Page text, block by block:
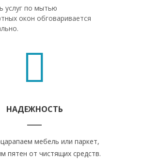
услуг по мытью
окон обговаривается
НАДЕЖНОСТЬ
мебель или паркет,
пятен от чистящих средств.